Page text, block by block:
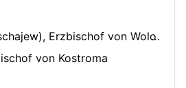
Erzbischof von Wolokolamsk und Jurjew
von Kostroma